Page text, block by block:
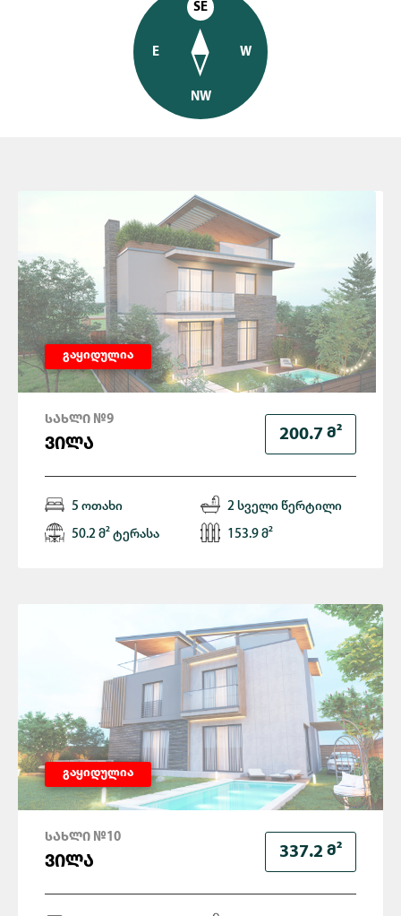
SE
W
NW
E
გაყიდულია
200.7 Მ²
ᲡᲐᲮᲚᲘ №9
ᲕᲘᲚᲐ
5 ოთახი 2 სველი წერტილი
50.2 მ² ტერასა 153.9 მ²
გაყიდულია
337.2 Მ²
ᲡᲐᲮᲚᲘ №10
ᲕᲘᲚᲐ